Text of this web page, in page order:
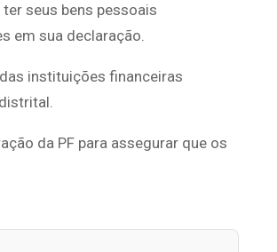
seus bens pessoais
em sua declaração.
instituições financeiras
da PF para assegurar que os